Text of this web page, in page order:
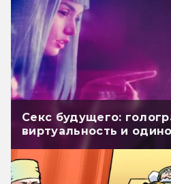
Секс будущего:
виртуальность и